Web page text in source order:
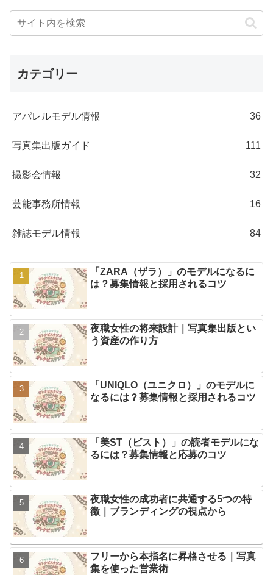
カテゴリー
アパレルモデル情報 36
写真集出版ガイド 111
撮影会情報 32
芸能事務所情報 16
雑誌モデル情報 84
「ZARA（ザラ）」のモデルになるに
は？募集情報と採用されるコツ
夜職女性の将来設計｜写真集出版とい
う資産の作り方
「UNIQLO（ユニクロ）」のモデルに
なるには？募集情報と採用されるコツ
「美ST（ビスト）」の読者モデルにな
るには？募集情報と応募のコツ
夜職女性の成功者に共通する5つの特
徴｜ブランディングの視点から
フリーから本指名に昇格させる｜写真
集を使った営業術